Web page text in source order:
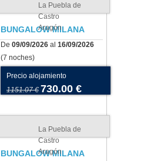
La Puebla de
Castro
Aragón
BUNGALOW MILANA
De 09/09/2026 al 16/09/2026
(7 noches)
Precio alojamiento
1151.07 € 730.00 €
La Puebla de
Castro
Aragón
BUNGALOW MILANA